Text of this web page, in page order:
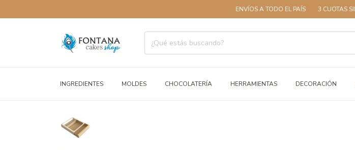
ENVÍOS A TODO EL PAÍS 3 CUOTAS SIN INTERÉS
INGREDIENTES MOLDES CHOCOLATERÍA HERRAMIENTAS DECORACIÓN